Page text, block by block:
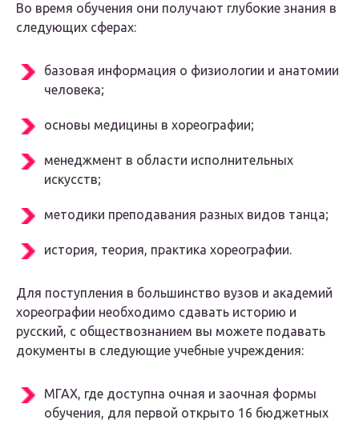
Во время обучения они получают глубокие знания в
следующих сферах:
базовая информация о физиологии и анатомии
человека;
основы медицины в хореографии;
менеджмент в области исполнительных
искусств;
методики преподавания разных видов танца;
история, теория, практика хореографии.
Для поступления в большинство вузов и академий
хореографии необходимо сдавать историю и
русский, с обществознанием вы можете подавать
документы в следующие учебные учреждения:
МГАХ, где доступна очная и заочная формы
обучения, для первой открыто 16 бюджетных